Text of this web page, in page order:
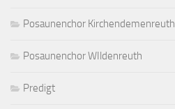
Posaunenchor Kirchendemenreuth
Posaunenchor WIldenreuth
Predigt